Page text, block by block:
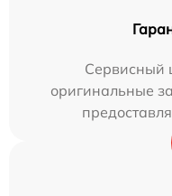
Сервисный
оригинальные